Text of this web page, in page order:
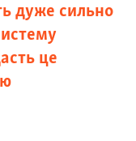
дуже сильно
це